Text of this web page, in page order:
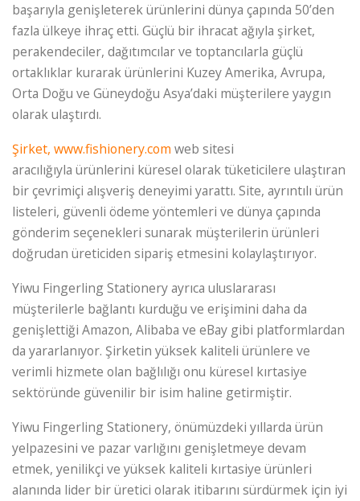
başarıyla genişleterek ürünlerini dünya çapında 50’den
fazla ülkeye ihraç etti. Güçlü bir ihracat ağıyla şirket,
perakendeciler, dağıtımcılar ve toptancılarla güçlü
ortaklıklar kurarak ürünlerini Kuzey Amerika, Avrupa,
Orta Doğu ve Güneydoğu Asya’daki müşterilere yaygın
olarak ulaştırdı.
Şirket, www.fishionery.com web sitesi
aracılığıyla ürünlerini küresel olarak tüketicilere ulaştıran
bir çevrimiçi alışveriş deneyimi yarattı. Site, ayrıntılı ürün
listeleri, güvenli ödeme yöntemleri ve dünya çapında
gönderim seçenekleri sunarak müşterilerin ürünleri
doğrudan üreticiden sipariş etmesini kolaylaştırıyor.
Yiwu Fingerling Stationery ayrıca uluslararası
müşterilerle bağlantı kurduğu ve erişimini daha da
genişlettiği Amazon, Alibaba ve eBay gibi platformlardan
da yararlanıyor. Şirketin yüksek kaliteli ürünlere ve
verimli hizmete olan bağlılığı onu küresel kırtasiye
sektöründe güvenilir bir isim haline getirmiştir.
Yiwu Fingerling Stationery, önümüzdeki yıllarda ürün
yelpazesini ve pazar varlığını genişletmeye devam
etmek, yenilikçi ve yüksek kaliteli kırtasiye ürünleri
alanında lider bir üretici olarak itibarını sürdürmek için iyi